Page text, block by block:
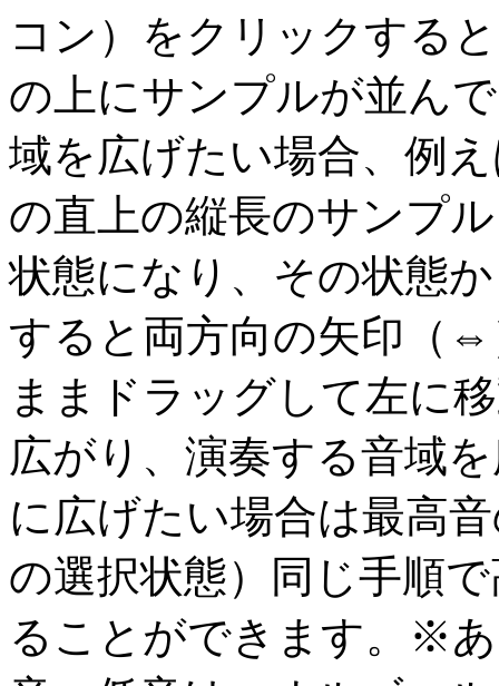
コン）をクリックする
の上にサンプルが並ん
域を広げたい場合、例
の直上の縦長のサンプ
状態になり、その状態
すると両方向の矢印（
ままドラッグして左に
広がり、演奏する音域
に広げたい場合は最高
の選択状態）同じ手順
ることができます。※